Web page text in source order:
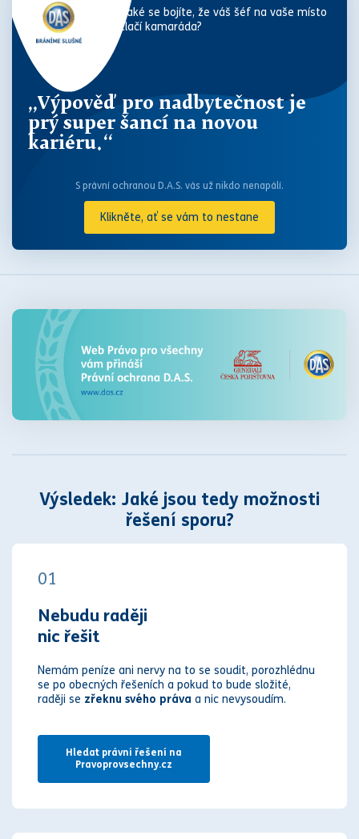
Také se bojíte, že váš šéf na vaše místo
tlačí kamaráda?
„Výpověď pro nadbytečnost je
prý super šancí na novou
kariéru.“
S právní ochranou D.A.S. vás už nikdo nenapálí.
Klikněte, ať se vám to nestane
Výsledek: Jaké jsou tedy možnosti
řešení sporu?
01
Nebudu raději
nic řešit
Nemám peníze ani nervy na to se soudit, porozhlédnu
se po obecných řešeních a pokud to bude složité,
raději se zřeknu svého práva a nic nevysoudím.
Hledat právní řešení na
Pravoprovsechny.cz